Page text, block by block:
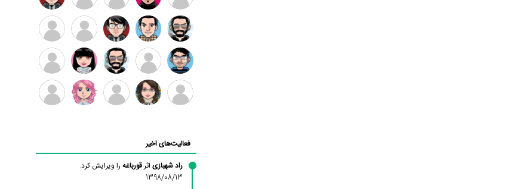
ممدرضا
رضا
کاظمی
زهرا ~ ابتین
سید
محمد
موسوی
مهدی
فرهمند
مهدی
سلطانی
داود
رضیی
طرفدار
میلی
بابی
براون
کیوان
کیانی
سامان
راحمی
امیردلتا امیروو
ملیکا
منتظری
عارفه
داستانپور
فعالیت‌های اخیر
راد شهبازیاثرقورباغهرا ویرایش کرد.
1398/08/13